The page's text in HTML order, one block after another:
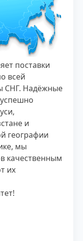
поставки
всей
СНГ. Надёжные
и
географии
мы
качественным
их